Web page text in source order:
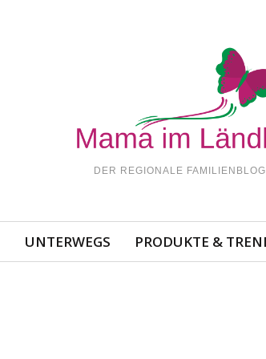
DER REGIONALE FAMILIENBLOG
UNTERWEGS PRODUKTE &